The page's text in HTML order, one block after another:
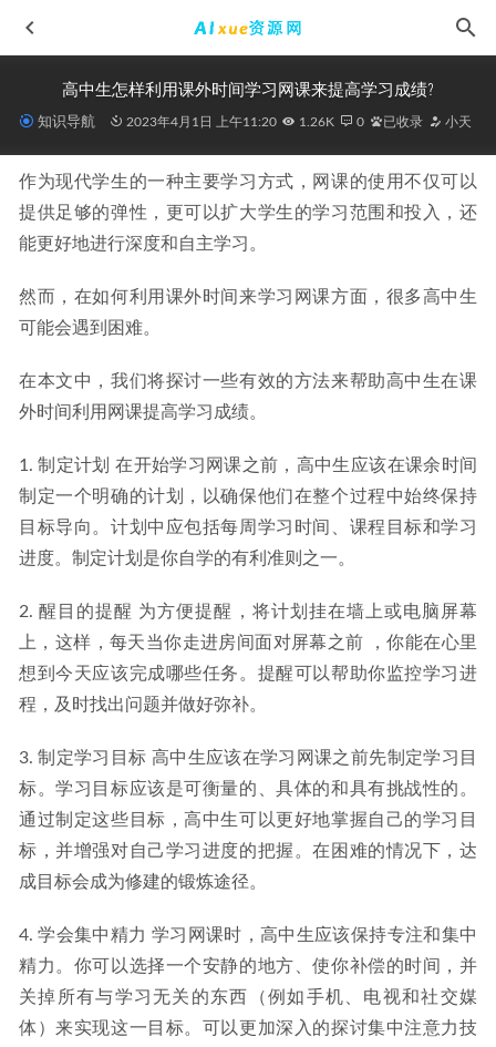
高中生怎样利用课外时间学习网课来提高学习成绩?
知识导航 2023年4月1日 上午11:20 1.26K 0 已收录 小天
作为现代学生的一种主要学习方式，网课的使用不仅可以
提供足够的弹性，更可以扩大学生的学习范围和投入，还
能更好地进行深度和自主学习。
然而，在如何利用课外时间来学习网课方面，很多高中生
可能会遇到困难。
在本文中，我们将探讨一些有效的方法来帮助高中生在课
外时间利用网课提高学习成绩。
1. 制定计划 在开始学习网课之前，高中生应该在课余时间
制定一个明确的计划，以确保他们在整个过程中始终保持
目标导向。计划中应包括每周学习时间、课程目标和学习
进度。制定计划是你自学的有利准则之一。
2. 醒目的提醒 为方便提醒，将计划挂在墙上或电脑屏幕
上，这样，每天当你走进房间面对屏幕之前 ，你能在心里
想到今天应该完成哪些任务。提醒可以帮助你监控学习进
程，及时找出问题并做好弥补。
3. 制定学习目标 高中生应该在学习网课之前先制定学习目
标。学习目标应该是可衡量的、具体的和具有挑战性的。
通过制定这些目标，高中生可以更好地掌握自己的学习目
标，并增强对自己学习进度的把握。在困难的情况下，达
成目标会成为修建的锻炼途径。
4. 学会集中精力 学习网课时，高中生应该保持专注和集中
精力。你可以选择一个安静的地方、使你补偿的时间，并
关掉所有与学习无关的东西（例如手机、电视和社交媒
体）来实现这一目标。可以更加深入的探讨集中注意力技
07
有道2024高东辉高三化学二三轮复习寒春班
载 2022-02-06
这样恋爱才会不分手,1G课程百度网盘打包下载,恋爱学/情侣
2024聂宁高三英语a+寒假班24年高考英语二轮复习网课教程
2024-02-09